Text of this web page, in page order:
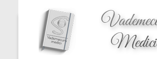
topheader
Handekzem